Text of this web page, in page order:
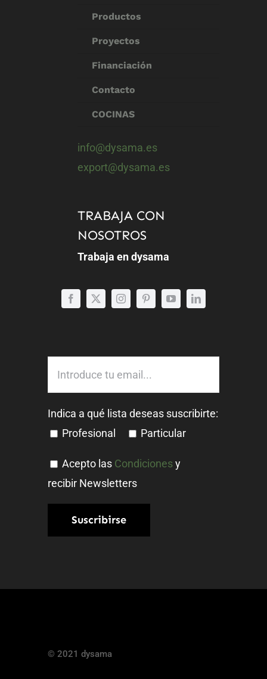
Productos
Proyectos
Financiación
Contacto
COCINAS
info@dysama.es
export@dysama.es
TRABAJA CON
NOSOTROS
Trabaja en dysama
Indica a qué lista deseas suscribirte:
Profesional
Particular
Acepto las Condicionesy
recibir Newsletters
© 2021 dysama